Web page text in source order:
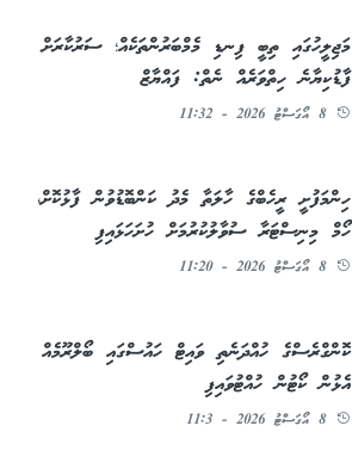
މަޖިލީހުގައި ތިބީ ފިނޑި މެމްބަރުންތަކެއް؛ ސަރުކާރަށް
ފާޑުކިޔާނެ ހިތްވަރެއް ނެތް: ފައްޔާޒް
8 އޯގަސްޓު 2026 - 11:32
ހިންމަފުށީ ރީހެބްގެ ހާލަތާ މެދު ކަންބޮޑުވުން ފާޅުކޮށް،
ހޯމް މިނިސްޓަރާ ސުވާލުކުރުމަށް ހުށަހަޅައިފި
8 އޯގަސްޓު 2026 - 11:20
ކޮންގްރެސްގެ ހުއްދަނެތި ވައިޓް ހައުސްގައި ބޯލްރޫމެއް
އެޅުން ކޯޓުން ހުއްޓުވައިފި
8 އޯގަސްޓު 2026 - 11:3